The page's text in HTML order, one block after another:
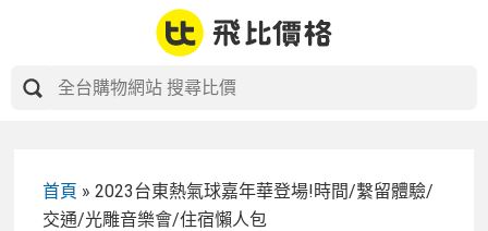
首頁 » 2023台東熱氣球嘉年華登場!時間/繫留體驗/
交通/光雕音樂會/住宿懶人包